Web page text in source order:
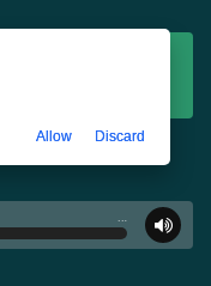
…
Allow Discard